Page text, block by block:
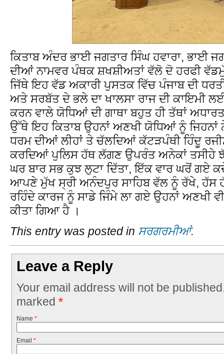
ਕਿਤਾਬ ਅੰਦਰ ਭਾਈ ਜਗਤਾਰ ਸਿੰਘ ਹਵਾਰਾ, ਭਾਈ
ਦੀਆਂ ਨਾਮਵਰ ਪੰਥਕ ਸ਼ਖਸ਼ੀਅਤਾਂ ਵੱਲੋ ਦੋ ਹਰਫੀ
ਜਿੱਥੇ ਇਹ ਵੱਡ ਅਕਾਰੀ ਪੁਸਤਕ ਵਿੱਚ ਪੰਜਾਬ ਦੀ
ਅਤੇ ਸਰਬੱਤ ਦੇ ਭਲੇ ਦਾ ਖਾਲਸਾ ਰਾਜ ਦੀ ਕਾਇਮੀ
ਕਰਨ ਵਾਲੇ ਯੋਧਿਆਂ ਦੀ ਗਾਥਾ ਬਹੁਤ ਹੀ ਤੱਥਾਂ
ਉੱਥੇ ਇਹ ਕਿਤਾਬ ਉਹਨਾਂ ਅਣਖੀ ਯੋਧਿਆਂ ਨੂੰ ਜਿਹਨਾਂ
ਧਰਮ ਦੀਆਂ ਲੀਹਾਂ ਤੇ ਚੱਲਦਿਆਂ ਕੱਟੜਪੰਥੀ ਹਿੰਦੂ
ਕਰਦਿਆਂ ਪੁਲਿਸ ਹੱਥ ਲੱਗਣ ਉਪਰੰਤ ਅਨੇਕਾਂ ਤਸੀਹੇ
ਘਰ ਬਾਰ ਸਭ ਕੁਝ ਲੁਟਾ ਦਿੱਤਾ, ਇੱਕ ਵਾਰ ਘਰੋਂ ਗਏ
ਆਪਣੇ ਮੁੱਖ ਸ੍ਰੀ ਅਨੰਦਪੁਰ ਸਾਹਿਬ ਵੱਲ ਨੂੰ ਰੱਖੇ, ਹੱਸ
ਰਹਿੰਦੇ ਕਾਰਜ ਨੂੰ ਸਾਡੇ ਜਿੰਮੇ ਲਾ ਗਏ ਉਹਨਾਂ ਅਣਖੀ
ਕੀਤਾ ਗਿਆ ਹੈ ।
This entry was posted in ਸਰਗਰਮੀਆਂ.
Leave a Reply
Your email address will not be
marked *
Name *
Email *